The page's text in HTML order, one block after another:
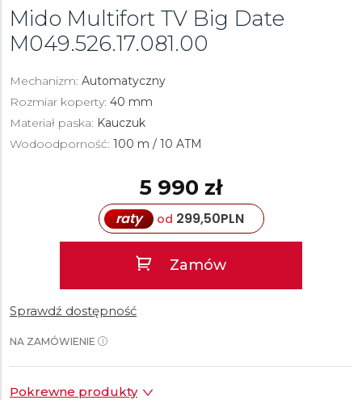
Mido Multifort TV Big Date
M049.526.17.081.00
Mechanizm: Automatyczny
Rozmiar koperty: 40 mm
Materiał paska: Kauczuk
Wodoodporność: 100 m / 10 ATM
5 990 zł
raty od 299,50PLN
Zamów
Sprawdź dostępność
NA ZAMÓWIENIE
Pokrewne produkty